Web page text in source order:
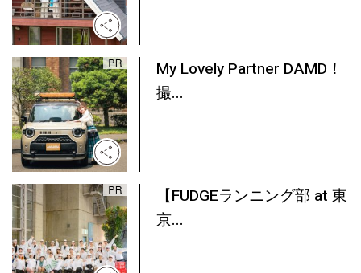
My Lovely Partner DAMD！
撮...
【FUDGEランニング部 at 東
京...